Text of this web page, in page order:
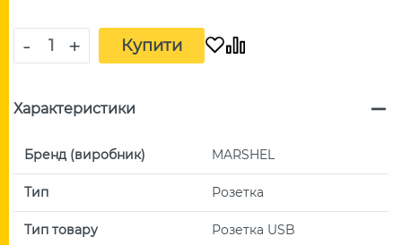
- + Купити
Характеристики
Бренд (виробник) MARSHEL
Тип Розетка
Тип товару Розетка USB